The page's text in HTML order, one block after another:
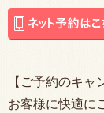
【ご予約のキャ
お客様に快適に